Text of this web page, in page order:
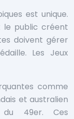
est unique.
le public créent
doivent gérer
Les Jeux
comme
et australien
49er. Ces